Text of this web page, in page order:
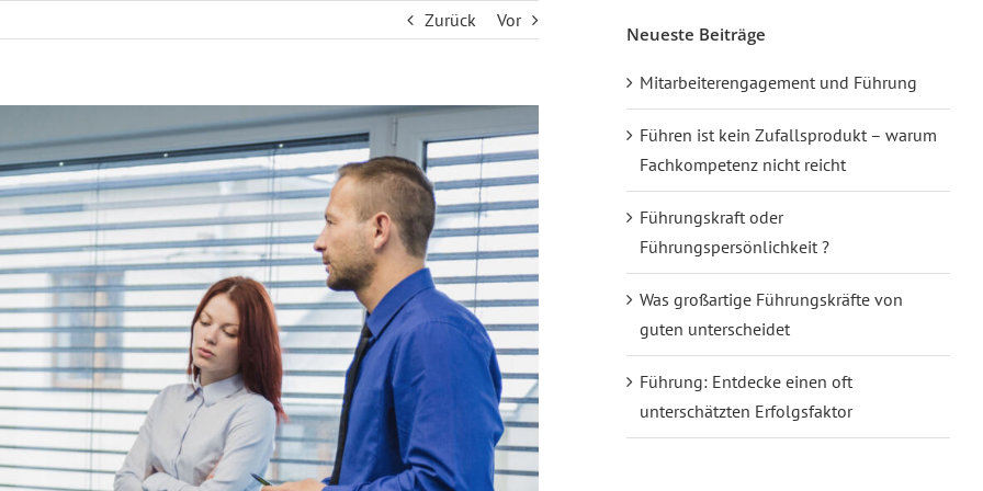
Zurück Vor
Neueste Beiträge
Mitarbeiterengagement und Führung
Führen ist kein Zufallsprodukt – warum
Fachkompetenz nicht reicht
Führungskraft oder
Führungspersönlichkeit ?
Was großartige Führungskräfte von
guten unterscheidet
Führung: Entdecke einen oft
unterschätzten Erfolgsfaktor